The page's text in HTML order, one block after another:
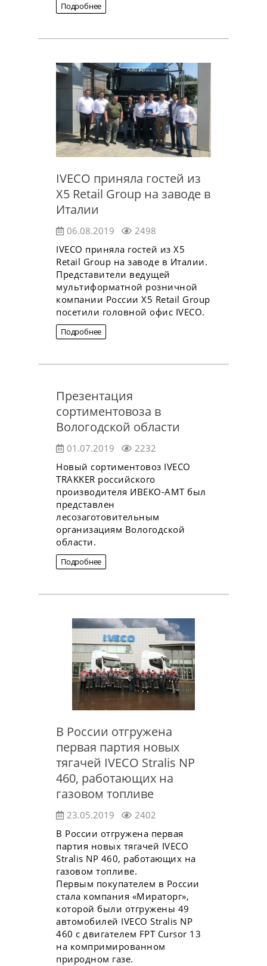
Подробнее
IVECO приняла гостей из
X5 Retail Group на заводе в
Италии
06.08.2019
2498
IVECO приняла гостей из X5
Retail Group на заводе в Италии.
Представители ведущей
мультиформатной розничной
компании России X5 Retail Group
посетили головной офис IVECO.
Подробнее
Презентация
сортиментовоза в
Вологодской области
01.07.2019
2232
Новый сортиментовоз IVECO
TRAKKER российского
производителя ИВЕКО-АМТ был
представлен
лесозаготовительным
организациям Вологодской
области.
Подробнее
В России отгружена
первая партия новых
тягачей IVECO Stralis NP
460, работающих на
газовом топливе
23.05.2019
2402
В России отгружена первая
партия новых тягачей IVECO
Stralis NP 460, работающих на
газовом топливе.
Первым покупателем в России
стала компания «Мираторг»,
которой были отгружены 49
автомобилей IVECO Stralis NP
460 с двигателем FPT Cursor 13
на компримированном
природном газе.